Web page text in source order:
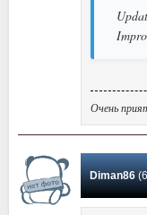
Очень
Diman86(6